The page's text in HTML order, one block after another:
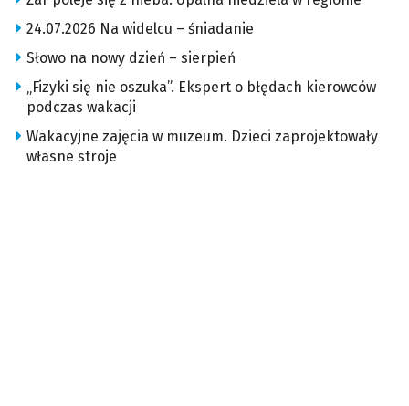
24.07.2026 Na widelcu – śniadanie
Słowo na nowy dzień – sierpień
„Fizyki się nie oszuka”. Ekspert o błędach kierowców
podczas wakacji
Wakacyjne zajęcia w muzeum. Dzieci zaprojektowały
własne stroje